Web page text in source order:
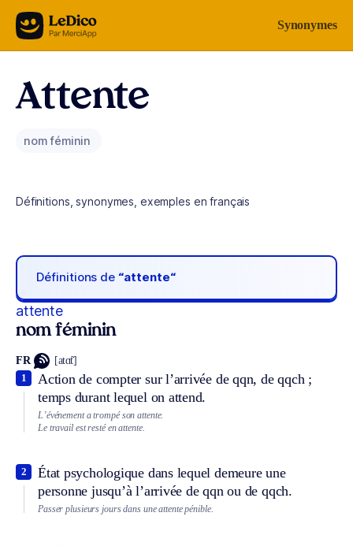
Aller au contenu Synonymes
Attente
nom féminin
Définitions, synonymes, exemples en français
Définitions de “attente“
attente
nom féminin
FR [atɑ̃t]
Action de compter sur l’arrivée de qqn, de qqch ;
temps durant lequel on attend.
1
L’événement a trompé son attente.
Le travail est resté en attente.
État psychologique dans lequel demeure une
personne jusqu’à l’arrivée de qqn ou de qqch.
2
Passer plusieurs jours dans une attente pénible.